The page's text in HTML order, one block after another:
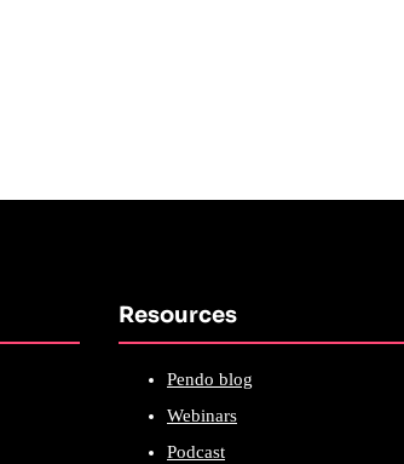
Resources
Pendo blog
Webinars
Podcast